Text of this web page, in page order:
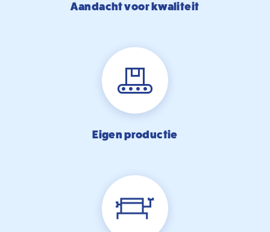
Aandacht voor kwaliteit
Eigen productie